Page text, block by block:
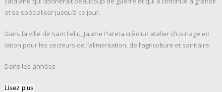
et se spécialiser jusqu’à ce jour.
Dans la ville de Sant Feliu, Jaume Pareta crée un atelier d’usinage en
laiton pour les secteurs de l’alimentation, de l’agriculture et sanitaire.
Dans les années
Lisez plus